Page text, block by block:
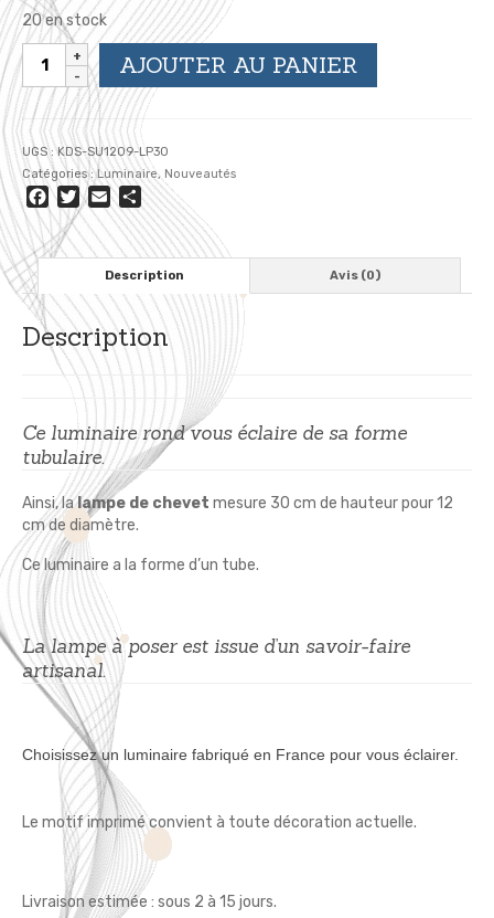
20 en stock
quantité
OLIVIER
-
Lampe
de
Chevet
30
cm
Imprimé
Olives
Provence
AJOUTER AU PANIER
UGS :KDS-SU1209-LP30
Catégories :Luminaire, Nouveautés
Facebook
Twitter
EmailPartager
Description Avis (0)
Description
Ce luminaire rond vous éclaire de sa forme
tubulaire.
Ainsi, lalampe de chevet mesure 30 cm de hauteur pour 12
cm de diamètre.
Ce luminaire a la forme d’un tube.
La lampe à poser est issue d’un savoir-faire
artisanal.
Choisissez un luminaire fabriqué en France pour vous éclairer.
Le motif imprimé convient à toute décoration actuelle.
Livraison estimée : sous 2 à 15 jours.